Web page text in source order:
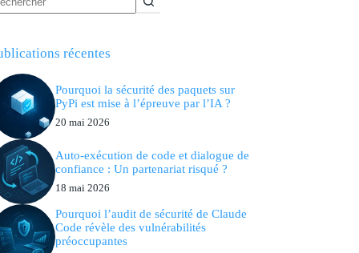
récentes
Pourquoi la sécurité des paquets sur
PyPi est mise à l’épreuve par l’IA ?
20 mai 2026
Auto-exécution de code et dialogue de
confiance : Un partenariat risqué ?
18 mai 2026
Pourquoi l’audit de sécurité de Claude
Code révèle des vulnérabilités
préoccupantes